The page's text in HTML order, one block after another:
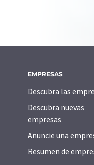
EMPRESAS
Descubra las
Descubra nuevas
empresas
Anuncie una
Resumen de